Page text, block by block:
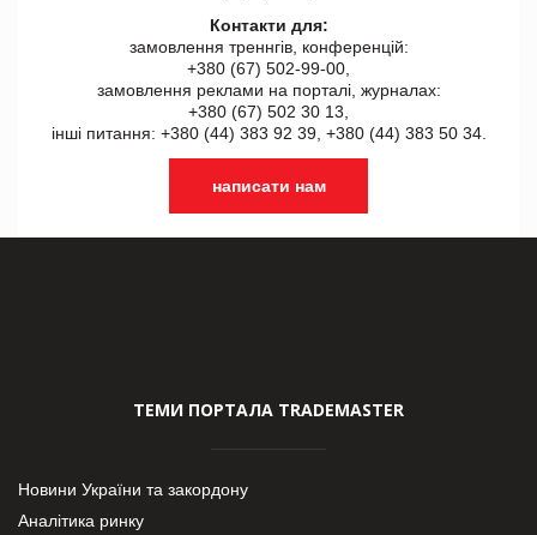
Контакти для:
замовлення треннгів, конференцій:
+380 (67) 502-99-00,
замовлення реклами на порталі, журналах:
+380 (67) 502 30 13,
інші питання: +380 (44) 383 92 39, +380 (44) 383 50 34.
написати нам
ТЕМИ ПОРТАЛА TRADEMASTER
Новини України та закордону
Аналітика ринку